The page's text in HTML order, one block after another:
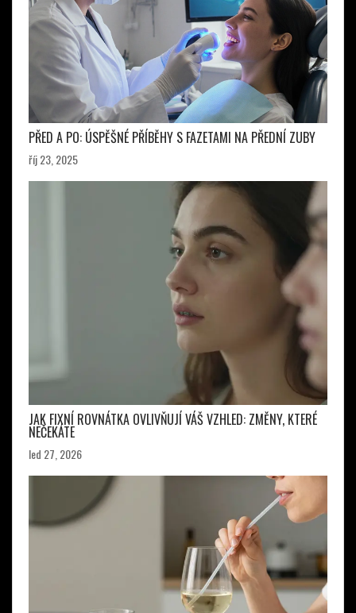
PŘED A PO: ÚSPĚŠNÉ PŘÍBĚHY S FAZETAMI NA PŘEDNÍ ZUBY
říj 23, 2025
JAK FIXNÍ ROVNÁTKA OVLIVŇUJÍ VÁŠ VZHLED: ZMĚNY, KTERÉ
NEČEKÁTE
led 27, 2026